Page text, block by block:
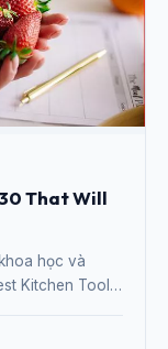
That Will
học và
Kitchen Tools